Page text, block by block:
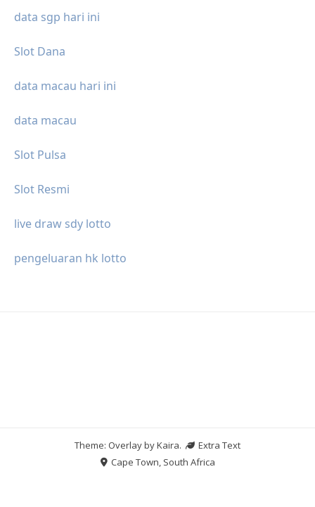
data sgp hari ini
Slot Dana
data macau hari ini
data macau
Slot Pulsa
Slot Resmi
live draw sdy lotto
pengeluaran hk lotto
Theme: Overlay byKaira.
Extra Text
Cape Town, South Africa